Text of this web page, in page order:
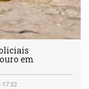
em